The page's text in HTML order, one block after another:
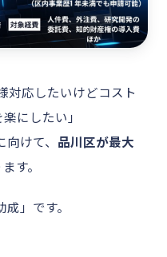
対応したいけどコスト
にしたい」
けて、 品川区が最大
す。
」です。